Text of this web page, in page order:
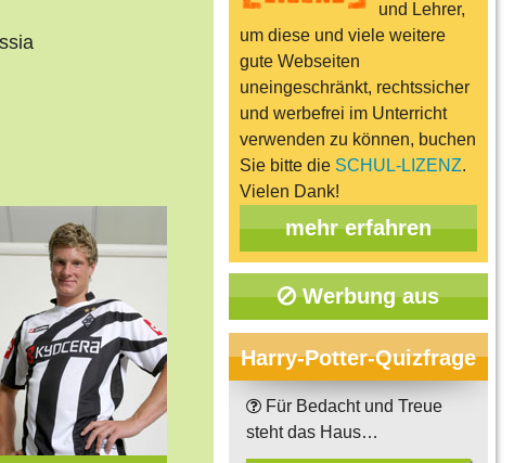
und Lehrer,
um diese und viele weitere
gute Webseiten
uneingeschränkt, rechtssicher
und werbefrei im Unterricht
verwenden zu können, buchen
Sie bitte die SCHUL-LIZENZ.
Vielen Dank!
mehr erfahren
Werbung aus
Harry-Potter-Quizfrage
Für Bedacht und Treue
steht das Haus…